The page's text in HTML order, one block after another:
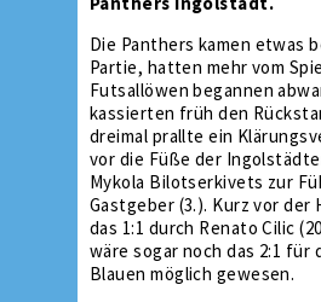
Die Panthers kamen etwas
Partie, hatten mehr vom
Futsallöwen begannen
kassierten früh den
dreimal prallte ein
vor die Füße der
Mykola Bilotserkivets zur
Gastgeber (3.). Kurz vor der
das 1:1 durch Renato Cilic
wäre sogar noch das 2:1 für
Blauen möglich gewesen.